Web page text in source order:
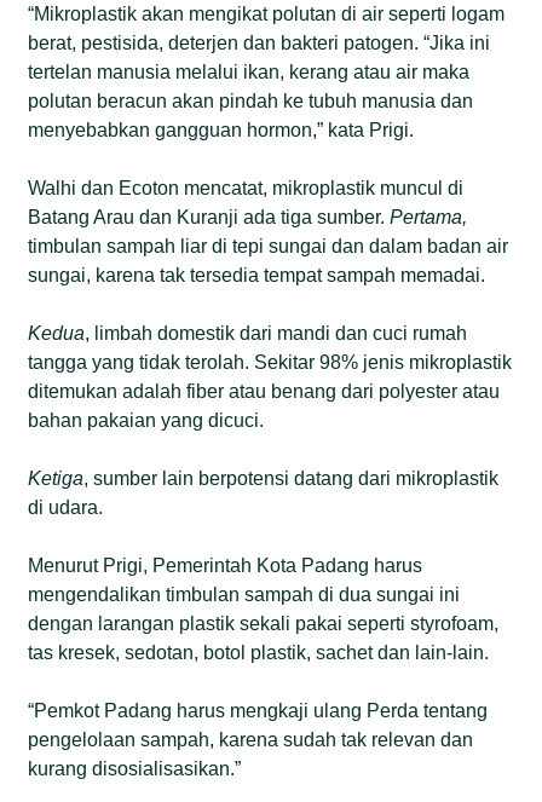
“Mikroplastik akan mengikat polutan di air seperti logam
berat, pestisida, deterjen dan bakteri patogen. “Jika ini
tertelan manusia melalui ikan, kerang atau air maka
polutan beracun akan pindah ke tubuh manusia dan
menyebabkan gangguan hormon,” kata Prigi.
Walhi dan Ecoton mencatat, mikroplastik muncul di
Batang Arau dan Kuranji ada tiga sumber.Pertama,
timbulan sampah liar di tepi sungai dan dalam badan air
sungai, karena tak tersedia tempat sampah memadai.
Kedua, limbah domestik dari mandi dan cuci rumah
tangga yang tidak terolah. Sekitar 98% jenis mikroplastik
ditemukan adalah fiber atau benang dari polyester atau
bahan pakaian yang dicuci.
Ketiga, sumber lain berpotensi datang dari mikroplastik
di udara.
Menurut Prigi, Pemerintah Kota Padang harus
mengendalikan timbulan sampah di dua sungai ini
dengan larangan plastik sekali pakai seperti styrofoam,
tas kresek, sedotan, botol plastik, sachet dan lain-lain.
“Pemkot Padang harus mengkaji ulang Perda tentang
pengelolaan sampah, karena sudah tak relevan dan
kurang disosialisasikan.”